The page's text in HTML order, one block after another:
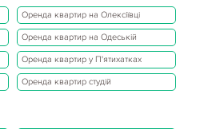
Оренда квартир на Олексіївці
Оренда квартир на Одеській
Оренда квартир у П'ятихатках
Оренда квартир студій